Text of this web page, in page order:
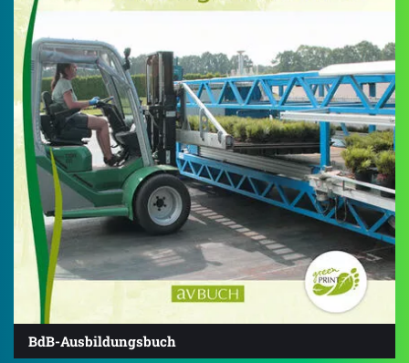
BdB-Ausbildungsbuch